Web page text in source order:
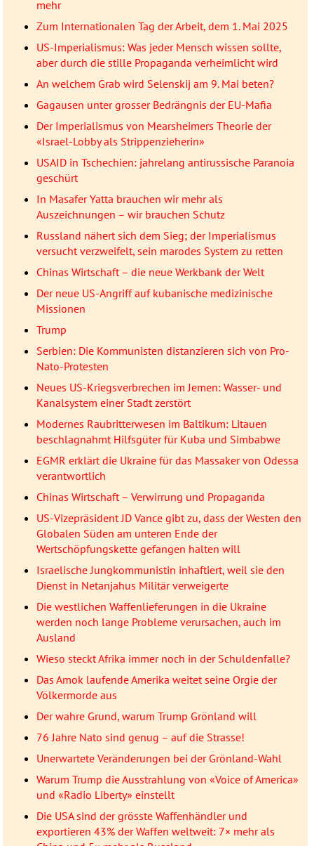
mehr
Zum Internationalen Tag der Arbeit, dem 1. Mai 2025
US-Imperialismus: Was jeder Mensch wissen sollte,
aber durch die stille Propaganda verheimlicht wird
An welchem Grab wird Selenskij am 9. Mai beten?
Gagausen unter grosser Bedrängnis der EU-Mafia
Der Imperialismus von Mearsheimers Theorie der
«Israel-Lobby als Strippenzieherin»
USAID in Tschechien: jahrelang antirussische Paranoia
geschürt
In Masafer Yatta brauchen wir mehr als
Auszeichnungen – wir brauchen Schutz
Russland nähert sich dem Sieg; der Imperialismus
versucht verzweifelt, sein marodes System zu retten
Chinas Wirtschaft – die neue Werkbank der Welt
Der neue US-Angriff auf kubanische medizinische
Missionen
Trump
Serbien: Die Kommunisten distanzieren sich von Pro-
Nato-Protesten
Neues US-Kriegsverbrechen im Jemen: Wasser- und
Kanalsystem einer Stadt zerstört
Modernes Raubritterwesen im Baltikum: Litauen
beschlagnahmt Hilfsgüter für Kuba und Simbabwe
EGMR erklärt die Ukraine für das Massaker von Odessa
verantwortlich
Chinas Wirtschaft – Verwirrung und Propaganda
US-Vizepräsident JD Vance gibt zu, dass der Westen den
Globalen Süden am unteren Ende der
Wertschöpfungskette gefangen halten will
Israelische Jungkommunistin inhaftiert, weil sie den
Dienst in Netanjahus Militär verweigerte
Die westlichen Waffenlieferungen in die Ukraine
werden noch lange Probleme verursachen, auch im
Ausland
Wieso steckt Afrika immer noch in der Schuldenfalle?
Das Amok laufende Amerika weitet seine Orgie der
Völkermorde aus
Der wahre Grund, warum Trump Grönland will
76 Jahre Nato sind genug – auf die Strasse!
Unerwartete Veränderungen bei der Grönland-Wahl
Warum Trump die Ausstrahlung von «Voice of America»
und «Radio Liberty» einstellt
Die USA sind der grösste Waffenhändler und
exportieren 43% der Waffen weltweit: 7× mehr als